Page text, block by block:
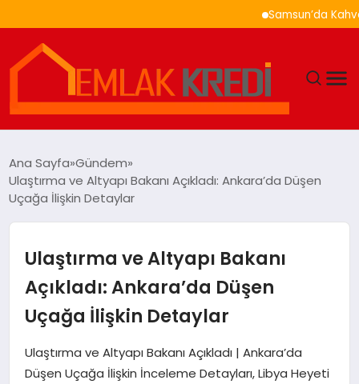
Samsun’da Kahvaltı
EKONOMI
EĞITIM
MAGAZIN
SAĞLIK
Ana Sayfa Gündem
Ulaştırma ve Altyapı Bakanı Açıkladı: Ankara’da Düşen
Uçağa İlişkin Detaylar
Ulaştırma ve Altyapı Bakanı
Açıkladı: Ankara’da Düşen
Uçağa İlişkin Detaylar
Ulaştırma ve Altyapı Bakanı Açıkladı | Ankara’da
Düşen Uçağa İlişkin İnceleme Detayları, Libya Heyeti